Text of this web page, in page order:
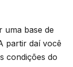
uma base de
partir daí você
condições do